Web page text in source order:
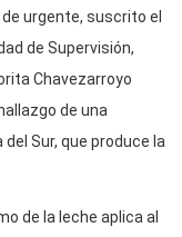
urgente, suscrito el
de Supervisión,
Chavezarroyo
de una
Sur, que produce la
de la leche aplica al